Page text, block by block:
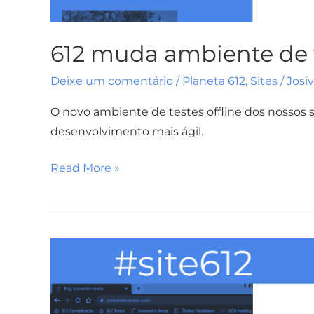
612 muda ambiente
Deixe um comentário / Planeta 612, Sites /
O novo ambiente de testes offline dos
desenvolvimento mais ágil.
Read More »
no
Blog